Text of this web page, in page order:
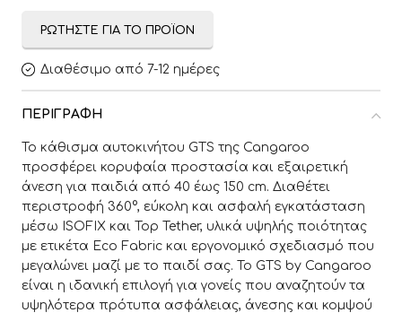
ΡΩΤΉΣΤΕ ΓΙΑ ΤΟ ΠΡΟΪΌΝ
Διαθέσιμο από 7-12 ημέρες
ΠΕΡΙΓΡΑΦΉ
Το κάθισμα αυτοκινήτου GTS της Cangaroo
προσφέρει κορυφαία προστασία και εξαιρετική
άνεση για παιδιά από 40 έως 150 cm. Διαθέτει
περιστροφή 360°, εύκολη και ασφαλή εγκατάσταση
μέσω ISOFIX και Top Tether, υλικά υψηλής ποιότητας
με ετικέτα Eco Fabric και εργονομικό σχεδιασμό που
μεγαλώνει μαζί με το παιδί σας. Το GTS by Cangaroo
είναι η ιδανική επιλογή για γονείς που αναζητούν τα
υψηλότερα πρότυπα ασφάλειας, άνεσης και κομψού